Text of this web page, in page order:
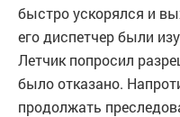
быстро ускорялся и
его диспетчер были
Летчик попросил
было отказано.
продолжать